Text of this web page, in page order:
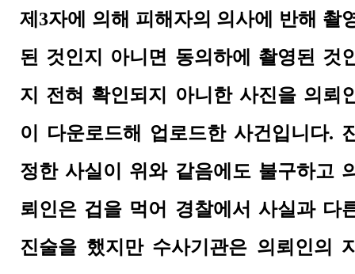
제3자에 의해 피해자의 의사에 반해 촬
된 것인지 아니면 동의하에 촬영된 것
지 전혀 확인되지 아니한 사진을 의뢰
이 다운로드해 업로드한 사건입니다.
정한 사실이 위와 같음에도 불구하고
뢰인은 겁을 먹어 경찰에서 사실과 다
진술을 했지만 수사기관은 의뢰인의